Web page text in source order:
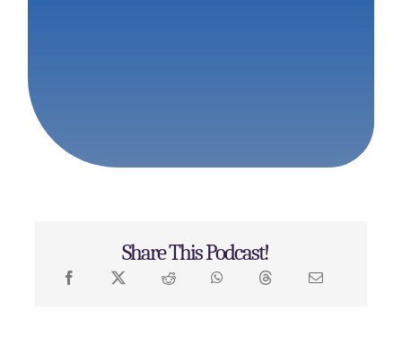
Share This Podcast!